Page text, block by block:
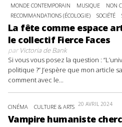
MONDE CONTEMPORAIN
MUSIQUE NON
RECOMMANDATIONS (ÉCOLOGIE)
SOCIÉTÉ
La fête comme espace
le collectif Fierce Faces
parVictoria de Bank
Si vous vous posez la question :
politique ?” J’espère que mon article
comment avec le...
CINÉMA CULTURE & ARTS 20 AVRIL 2024
Vampire humaniste